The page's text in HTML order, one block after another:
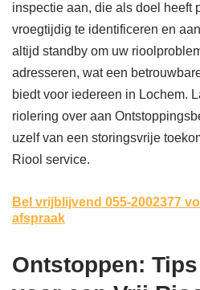
inspectie aan, die als doel heeft
vroegtijdig te identificeren en
altijd standby om uw
adresseren, wat een
biedt voor iedereen in Lochem.
riolering over aan
uzelf van een storingsvrije
Riool service.
Bel vrijblijvend 055-2002377
afspraak
Ontstoppen: